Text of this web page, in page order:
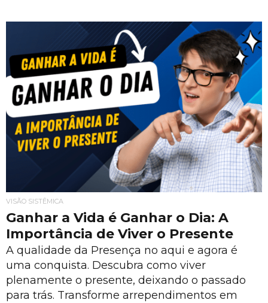
VISÃO SISTÊMICA
Ganhar a Vida é Ganhar o Dia: A
Importância de Viver o Presente
A qualidade da Presença no aqui e agora é
uma conquista. Descubra como viver
plenamente o presente, deixando o passado
para trás. Transforme arrependimentos em